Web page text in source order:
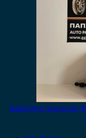
Καθρέπτης Αριστερός